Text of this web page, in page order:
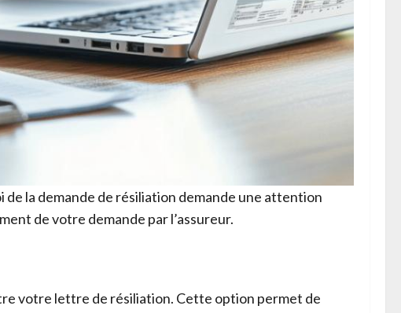
de la demande de résiliation demande une attention
de votre demande par l’assureur.
votre lettre de résiliation. Cette option permet de